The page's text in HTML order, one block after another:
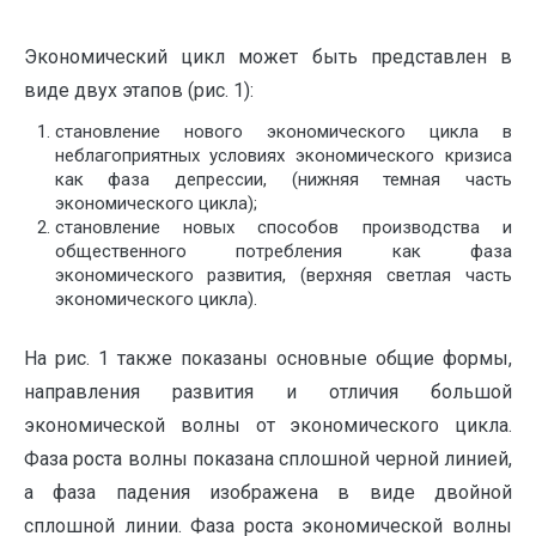
Экономический цикл может быть представлен в
виде двух этапов (рис. 1):
становление нового экономического цикла в
неблагоприятных условиях экономического кризиса
как фаза депрессии, (нижняя темная часть
экономического цикла);
становление новых способов производства и
общественного потребления как фаза
экономического развития, (верхняя светлая часть
экономического цикла).
На рис. 1 также показаны основные общие формы,
направления развития и отличия большой
экономической волны от экономического цикла.
Фаза роста волны показана сплошной черной линией,
а фаза падения изображена в виде двойной
сплошной линии. Фаза роста экономической волны